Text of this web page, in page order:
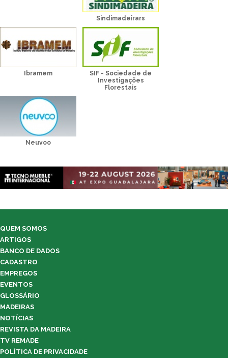
Sindimadeirars
Ibramem
SIF - Sociedade de
Investigações
Florestais
Neuvoo
QUEM SOMOS
ARTIGOS
BANCO DE DADOS
CADASTRO
EMPREGOS
EVENTOS
GLOSSÁRIO
MADEIRAS
NOTÍCIAS
REVISTA DA MADEIRA
TV REMADE
POLÍTICA DE PRIVACIDADE